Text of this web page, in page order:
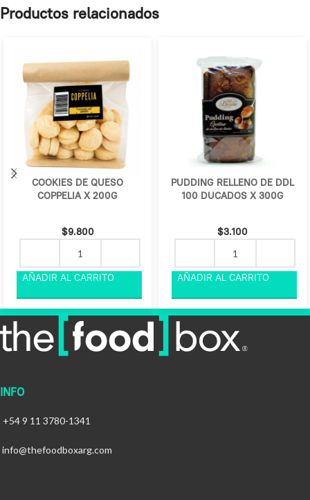
Productos relacionados
COOKIES DE QUESO
COPPELIA X 200G
$9.800
PUDDING RELLENO DE DDL
100 DUCADOS X 300G
$3.100
INFO
+54 9 11 3780-1341
info@thefoodboxarg.com